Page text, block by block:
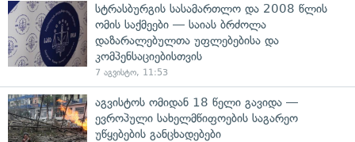
სტრასბურგის სასამართლო და 2008 წლის
ომის საქმეები — საიას ბრძოლა
დაზარალებულთა უფლებებისა და
კომპენსაციებისთვის
7 აგვისტო, 11:53
აგვისტოს ომიდან 18 წელი გავიდა —
ევროპული სახელმწიფოების საგარეო
უწყებების განცხადებები